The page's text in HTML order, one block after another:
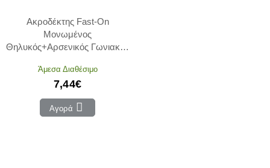
Ακροδέκτης Fast-On
Μονωμένος
Θηλυκός+Αρσενικός Γωνιακός
Άμεσα Διαθέσιμο
7,44€
Αγορά